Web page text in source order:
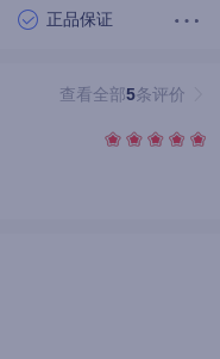
正品保证
查看全部5条评价